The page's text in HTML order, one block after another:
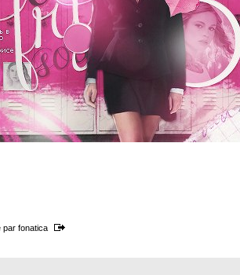
par fonatica